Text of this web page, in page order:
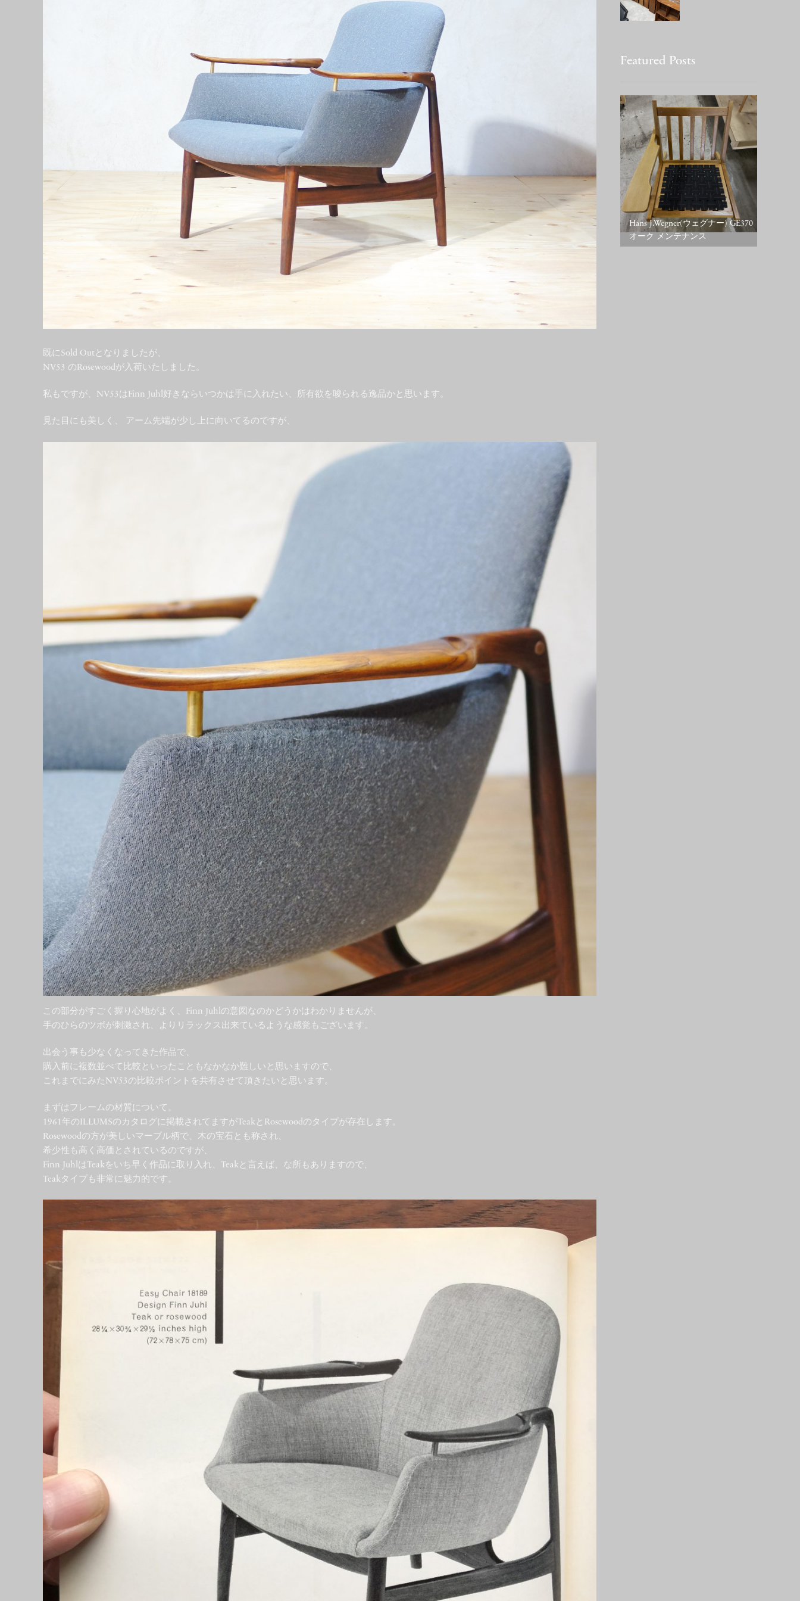
既にSold Outとなりましたが、
NV53 のRosewoodが入荷いたしました。
私もですが、NV53はFinn Juhl好きならいつかは手に入れたい、所有欲を唆られる逸品かと思います。
見た目にも美しく、 アーム先端が少し上に向いてるのですが、
この部分がすごく握り心地がよく、Finn Juhlの意図なのかどうかはわかりませんが、
手のひらのツボが刺激され、よりリラックス出来ているような感覚もございます。
出会う事も少なくなってきた作品で、
購入前に複数並べて比較といったこともなかなか難しいと思いますので、
これまでにみたNV53の比較ポイントを共有させて頂きたいと思います。
まずはフレームの材質について。
1961年のILLUMSのカタログに掲載されてますがTeakとRosewoodのタイプが存在します。
Rosewoodの方が美しいマーブル柄で、木の宝石とも称され、
希少性も高く高価とされているのですが、
Finn JuhlはTeakをいち早く作品に取り入れ、Teakと言えば、な所もありますので、
Teakタイプも非常に魅力的です。
Featured Posts
Hans J.Wegner(ウェグナー) GE370
オーク メンテナンス